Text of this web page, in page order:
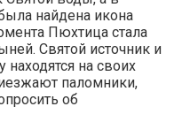
найдена икона
Пюхтица стала
Святой источник и
на своих
паломники,
об